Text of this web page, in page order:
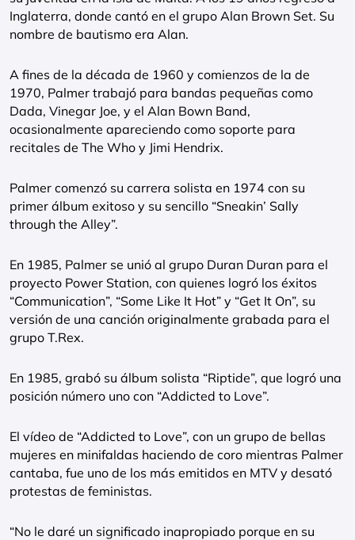
Inglaterra, donde cantó en el grupo Alan Brown Set. Su
nombre de bautismo era Alan.
A fines de la década de 1960 y comienzos de la de
1970, Palmer trabajó para bandas pequeñas como
Dada, Vinegar Joe, y el Alan Bown Band,
ocasionalmente apareciendo como soporte para
recitales de The Who y Jimi Hendrix.
Palmer comenzó su carrera solista en 1974 con su
primer álbum exitoso y su sencillo “Sneakin’ Sally
through the Alley”.
En 1985, Palmer se unió al grupo Duran Duran para el
proyecto Power Station, con quienes logró los éxitos
“Communication”, “Some Like It Hot” y “Get It On”, su
versión de una canción originalmente grabada para el
grupo T.Rex.
En 1985, grabó su álbum solista “Riptide”, que logró una
posición número uno con “Addicted to Love”.
El vídeo de “Addicted to Love”, con un grupo de bellas
mujeres en minifaldas haciendo de coro mientras Palmer
cantaba, fue uno de los más emitidos en MTV y desató
protestas de feministas.
“No le daré un significado inapropiado porque en su